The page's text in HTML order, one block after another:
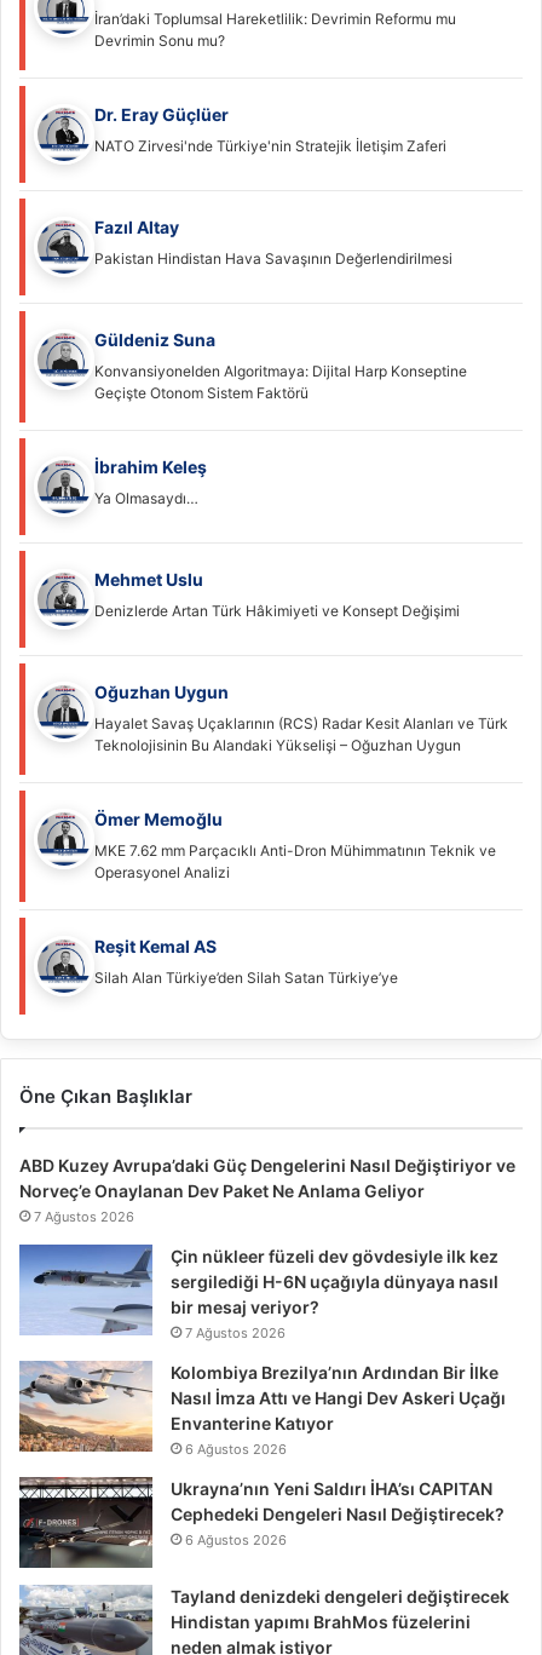
İran’daki Toplumsal Hareketlilik: Devrimin Reformu mu
Devrimin Sonu mu?
Dr. Eray Güçlüer
NATO Zirvesi'nde Türkiye'nin Stratejik İletişim Zaferi
Fazıl Altay
Pakistan Hindistan Hava Savaşının Değerlendirilmesi
Güldeniz Suna
Konvansiyonelden Algoritmaya: Dijital Harp Konseptine
Geçişte Otonom Sistem Faktörü
İbrahim Keleş
Ya Olmasaydı…
Mehmet Uslu
Denizlerde Artan Türk Hâkimiyeti ve Konsept Değişimi
Oğuzhan Uygun
Hayalet Savaş Uçaklarının (RCS) Radar Kesit Alanları ve Türk
Teknolojisinin Bu Alandaki Yükselişi – Oğuzhan Uygun
Ömer Memoğlu
MKE 7.62 mm Parçacıklı Anti-Dron Mühimmatının Teknik ve
Operasyonel Analizi
Reşit Kemal AS
Silah Alan Türkiye’den Silah Satan Türkiye’ye
Öne Çıkan Başlıklar
ABD Kuzey Avrupa’daki Güç Dengelerini Nasıl Değiştiriyor ve
Norveç’e Onaylanan Dev Paket Ne Anlama Geliyor
7 Ağustos 2026
Çin nükleer füzeli dev gövdesiyle ilk kez
sergilediği H-6N uçağıyla dünyaya nasıl
bir mesaj veriyor?
7 Ağustos 2026
Kolombiya Brezilya’nın Ardından Bir İlke
Nasıl İmza Attı ve Hangi Dev Askeri Uçağı
Envanterine Katıyor
6 Ağustos 2026
Ukrayna’nın Yeni Saldırı İHA’sı CAPITAN
Cephedeki Dengeleri Nasıl Değiştirecek?
6 Ağustos 2026
Tayland denizdeki dengeleri değiştirecek
Hindistan yapımı BrahMos füzelerini
neden almak istiyor